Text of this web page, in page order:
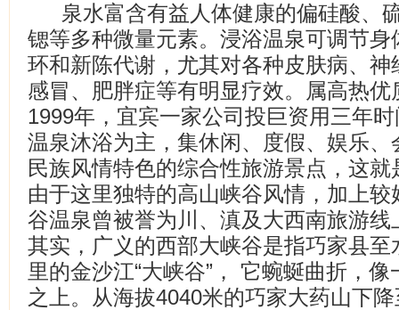
泉水富含有益人体健康的偏硅酸、
锶等多种微量元素。浸浴温泉可调节
环和新陈代谢，尤其对各种皮肤病、
感冒、肥胖症等有明显疗效。属高热
1999年，宜宾一家公司投巨资用三年
温泉沐浴为主，集休闲、度假、娱乐
民族风情特色的综合性旅游景点，这
由于这里独特的高山峡谷风情，加上
谷温泉曾被誉为川、滇及大西南旅游
其实，广义的西部大峡谷是指巧家县
里的金沙江“大峡谷”， 它蜿蜒曲折，
之上。从海拔4040米的巧家大药山下